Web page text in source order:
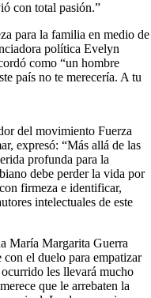
con total pasión.”
para la familia en medio de
política Evelyn
como “un hombre
país no te merecería. A tu
del movimiento Fuerza
expresó: “Más allá de las
profunda para la
debe perder la vida por
firmeza e identificar,
intelectuales de este
María Margarita Guerra
el duelo para empatizar
les llevará mucho
que le arrebaten la